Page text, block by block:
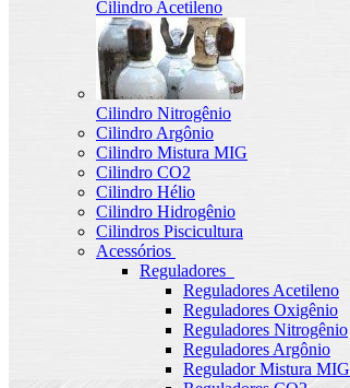
Cilindro Acetileno
Cilindro Nitrogênio
Cilindro Argônio
Cilindro Mistura MIG
Cilindro CO2
Cilindro Hélio
Cilindro Hidrogênio
Cilindros Piscicultura
Acessórios
Reguladores
Reguladores Acetileno
Reguladores Oxigênio
Reguladores Nitrogênio
Reguladores Argônio
Regulador Mistura MIG